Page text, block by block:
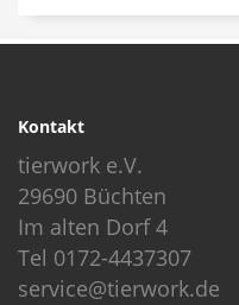
Kontakt
tierwork e.V.
29690 Büchten
Im alten Dorf 4
Tel 0172-4437307
service@tierwork.de